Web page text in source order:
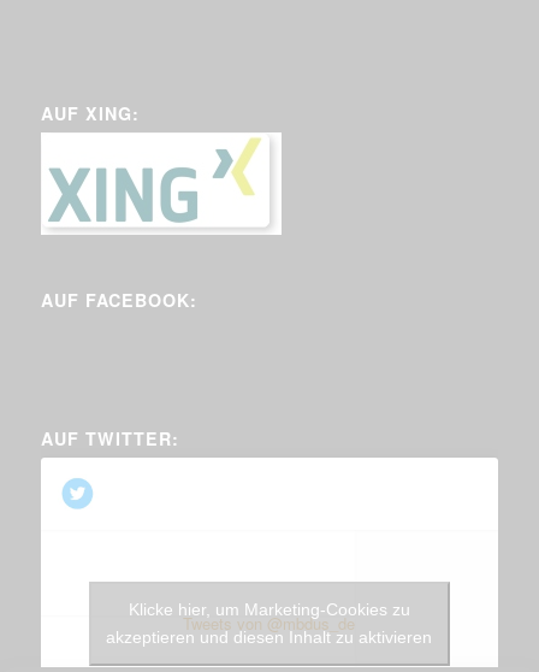
AUF XING:
AUF FACEBOOK:
AUF TWITTER:
Tweets von @mbdus_de
Klicke hier, um Marketing-Cookies zu
akzeptieren und diesen Inhalt zu aktivieren